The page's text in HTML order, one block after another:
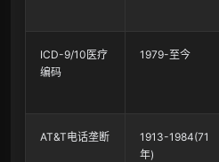
ICD-9/10医疗
编码
1979-至今
AT&T电话垄断
1913-1984(71
年)